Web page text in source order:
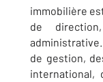
immobilière
de
de gestion,
international,